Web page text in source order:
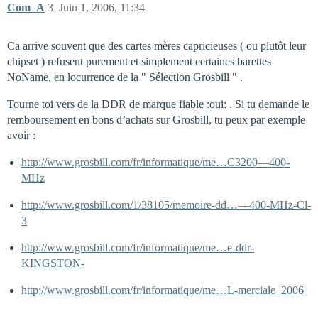
Com_A Juin 1, 2006, 11:34
3
Ca arrive souvent que des cartes mères capricieuses ( ou plutôt leur
chipset ) refusent purement et simplement certaines barettes
NoName, en locurrence de la " Sélection Grosbill " .
Tourne toi vers de la DDR de marque fiable :oui: . Si tu demande le
remboursement en bons d’achats sur Grosbill, tu peux par exemple
avoir :
http://www.grosbill.com/fr/informatique/me…C3200—400-
MHz
http://www.grosbill.com/1/38105/memoire-dd…—400-MHz-Cl-
3
http://www.grosbill.com/fr/informatique/me…e-ddr-
KINGSTON-
http://www.grosbill.com/fr/informatique/me…L-merciale_2006